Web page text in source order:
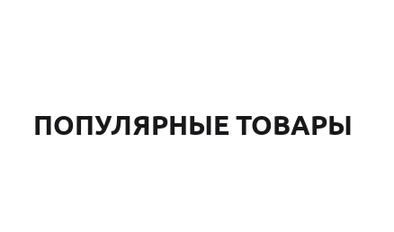
ПОПУЛЯРНЫЕ ТОВАРЫ